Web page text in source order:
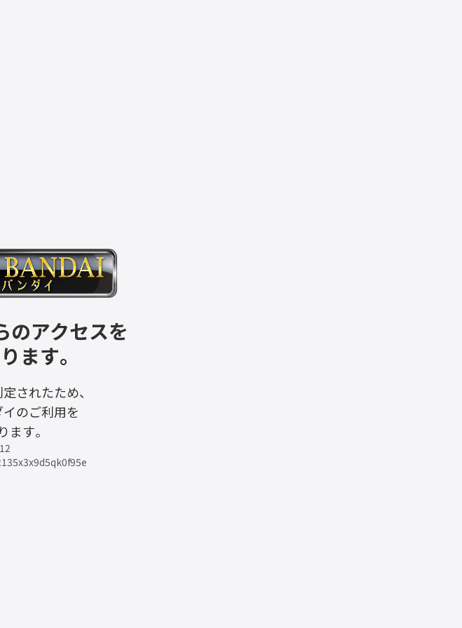
のアクセスを
ます。
されたため、
のご利用を
ます。